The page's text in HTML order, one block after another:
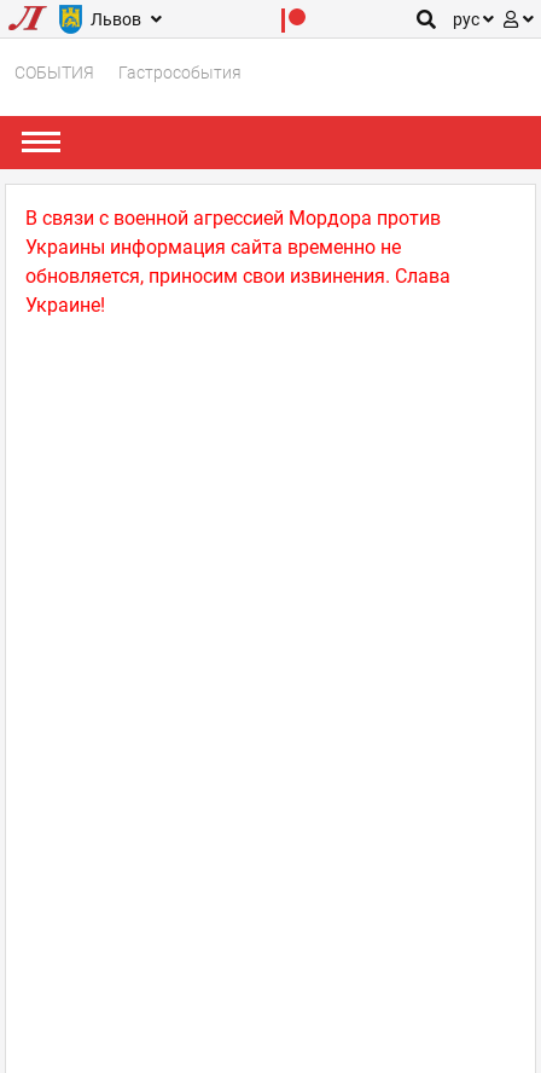
Львов рус
СОБЫТИЯ Гастрособытия
В связи с военной агрессией Мордора против
Украины информация сайта временно не
обновляется, приносим свои извинения. Слава
Украине!